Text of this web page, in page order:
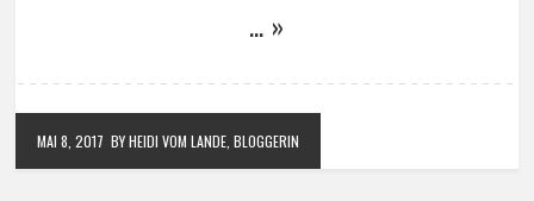
… »
MAI 8, 2017 BY HEIDI VOM LANDE, BLOGGERIN